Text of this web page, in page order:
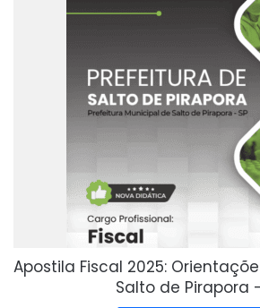
Apostila Fiscal 2025:
Salto de Pirapora